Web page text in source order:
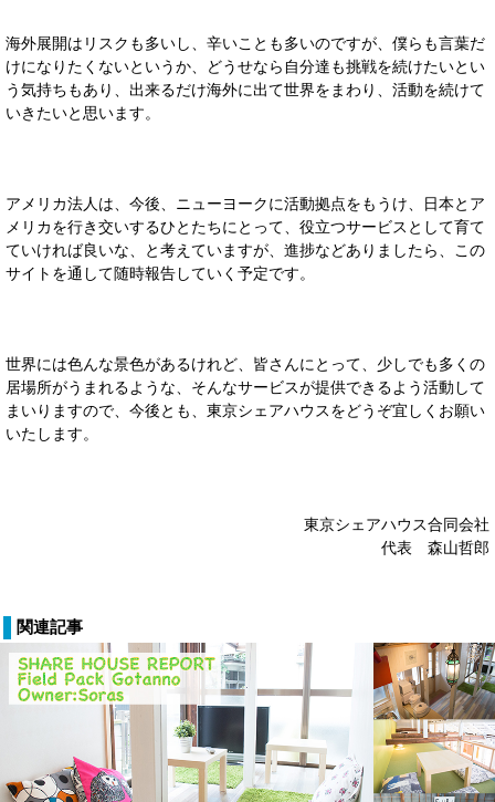
海外展開はリスクも多いし、辛いことも多いのですが、僕らも言葉だ
けになりたくないというか、どうせなら自分達も挑戦を続けたいとい
う気持ちもあり、出来るだけ海外に出て世界をまわり、活動を続けて
いきたいと思います。
アメリカ法人は、今後、ニューヨークに活動拠点をもうけ、日本とア
メリカを行き交いするひとたちにとって、役立つサービスとして育て
ていければ良いな、と考えていますが、進捗などありましたら、この
サイトを通して随時報告していく予定です。
世界には色んな景色があるけれど、皆さんにとって、少しでも多くの
居場所がうまれるような、そんなサービスが提供できるよう活動して
まいりますので、今後とも、東京シェアハウスをどうぞ宜しくお願い
いたします。
東京シェアハウス合同会社
代表 森山哲郎
関連記事